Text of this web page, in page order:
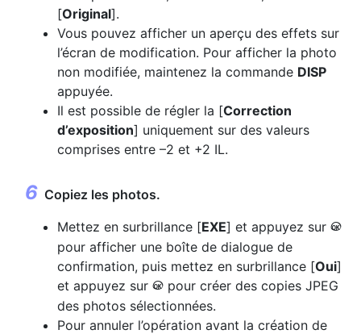
[Original].
Vous pouvez afficher un aperçu des effets sur
l’écran de modification. Pour afficher la photo
non modifiée, maintenez la commande DISP
appuyée.
Il est possible de régler la [Correction
d’exposition] uniquement sur des valeurs
comprises entre –2 et +2 IL.
Copiez les photos.
Mettez en surbrillance [EXE] et appuyez sur J
pour afficher une boîte de dialogue de
confirmation, puis mettez en surbrillance [Oui]
et appuyez sur J pour créer des copies JPEG
des photos sélectionnées.
Pour annuler l’opération avant la création de